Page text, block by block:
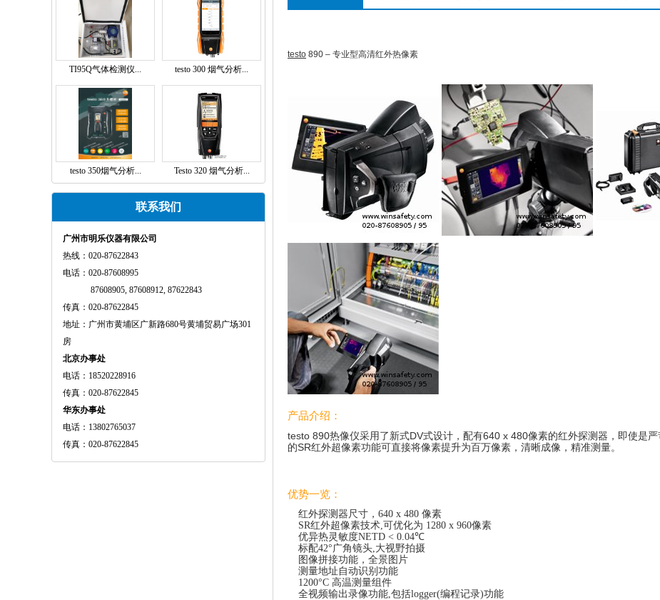
TI95Q气体检测仪... testo 300 烟气分析...
testo 350烟气分析... Testo 320 烟气分析...
联系我们
广州市明乐仪器有限公司
热线：020-87622843
电话：020-87608995
87608905, 87608912, 87622843
传真：020-87622845
地址：广州市黄埔区广新路680号黄埔贸易广场301
房
北京办事处
电话：18520228916
传真：020-87622845
华东办事处
电话：13802765037
传真：020-87622845
testo 890 – 专业型高清红外热像素
产品介绍：
testo 890热像仪采用了新式DV式设计，配有640 x 480像素的红外探测器，即使是严
的SR红外超像素功能可直接将像素提升为百万像素，清晰成像，精准测量。
优势一览：
红外探测器尺寸，640 x 480 像素
SR红外超像素技术,可优化为 1280 x 960像素
优异热灵敏度NETD < 0.04℃
标配42°广角镜头,大视野拍摄
图像拼接功能，全景图片
测量地址自动识别功能
1200°C 高温测量组件
全视频输出录像功能,包括logger(编程记录)功能